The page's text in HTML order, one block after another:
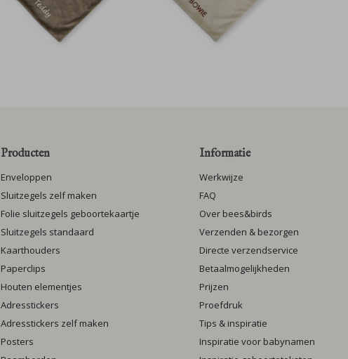
Producten
Enveloppen
Sluitzegels zelf maken
Folie sluitzegels geboortekaartje
Sluitzegels standaard
Kaarthouders
Paperclips
Houten elementjes
Adresstickers
Adresstickers zelf maken
Posters
Informatie
Werkwijze
FAQ
Over bees&birds
Verzenden & bezorgen
Directe verzendservice
Betaalmogelijkheden
Prijzen
Proefdruk
Tips & inspiratie
Inspiratie voor babynamen